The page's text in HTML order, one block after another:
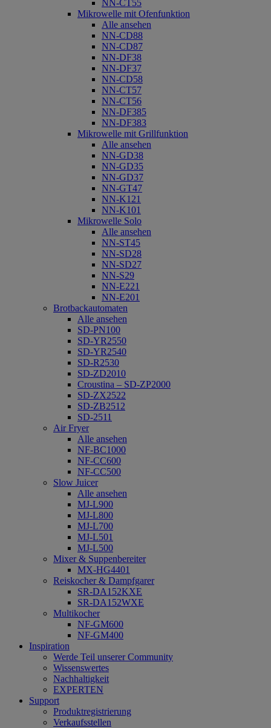
NN-CT55
Mikrowelle mit Ofenfunktion
Alle ansehen
NN-CD88
NN-CD87
NN-DF38
NN-DF37
NN-CD58
NN-CT57
NN-CT56
NN-DF385
NN-DF383
Mikrowelle mit Grillfunktion
Alle ansehen
NN-GD38
NN-GD35
NN-GD37
NN-GT47
NN-K121
NN-K101
Mikrowelle Solo
Alle ansehen
NN-ST45
NN-SD28
NN-SD27
NN-S29
NN-E221
NN-E201
Brotbackautomaten
Alle ansehen
SD-PN100
SD-YR2550
SD-YR2540
SD-R2530
SD-ZD2010
Croustina – SD-ZP2000
SD-ZX2522
SD-ZB2512
SD-2511
Air Fryer
Alle ansehen
NF-BC1000
NF-CC600
NF-CC500
Slow Juicer
Alle ansehen
MJ-L900
MJ-L800
MJ-L700
MJ-L501
MJ-L500
Mixer & Suppenbereiter
MX-HG4401
Reiskocher & Dampfgarer
SR-DA152KXE
SR-DA152WXE
Multikocher
NF-GM600
NF-GM400
Inspiration
Werde Teil unserer Community
Wissenswertes
Nachhaltigkeit
EXPERTEN
Support
Produktregistrierung
Verkaufsstellen